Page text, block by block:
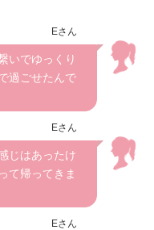
Eさん
いでゆっくり
過ごせたんで
Eさん
じはあったけ
て帰ってきま
Eさん